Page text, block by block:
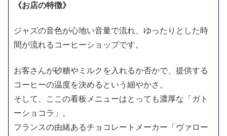
《お店の特徴》
ジャズの音色が心地い音量で流れ、ゆったりとした時
間が流れるコーヒーショップです。
お客さんが砂糖やミルクを入れるか否かで、提供する
コーヒーの温度を決めるという細やかさ。
そして、ここの看板メニューはとっても濃厚な「ガト
ーショコラ」。
フランスの由緒あるチョコレートメーカー「ヴァロー